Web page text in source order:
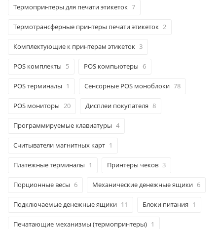
Термопринтеры для печати этикеток 7
Термотрансферные принтеры печати этикеток 2
Комплектующие к принтерам этикеток 3
POS комплекты 5 POS компьютеры 6
POS терминалы 1 Сенсорные POS моноблоки 78
POS мониторы 20 Дисплеи покупателя 8
Программируемые клавиатуры 4
Считыватели магнитных карт 1
Платежные терминалы 1 Принтеры чеков 3
Порционные весы 6 Механические денежные ящики 6
Подключаемые денежные ящики 11 Блоки питания 1
Печатающие механизмы (термопринтеры) 1